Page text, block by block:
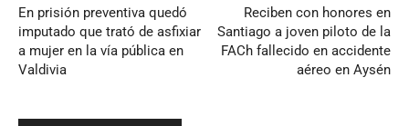
En prisión preventiva quedó
imputado que trató de asfixiar
a mujer en la vía pública en
Valdivia
Reciben con honores en
Santiago a joven piloto de la
FACh fallecido en accidente
aéreo en Aysén